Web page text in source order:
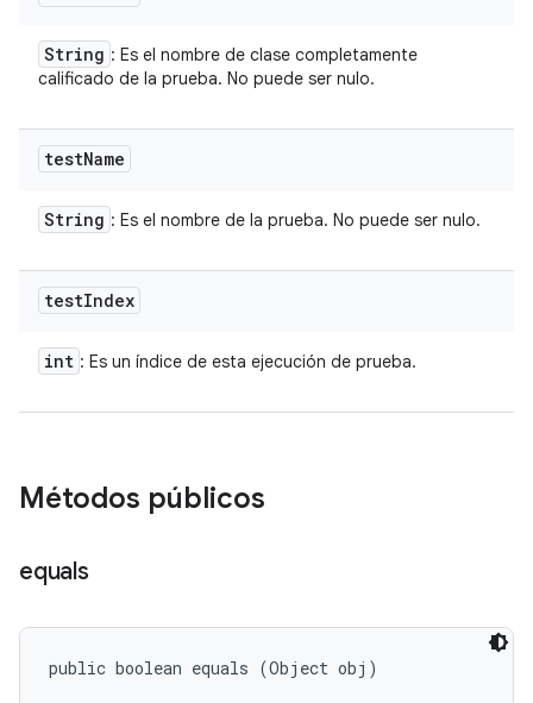
String : Es el nombre de clase completamente
calificado de la prueba. No puede ser nulo.
testName
String : Es el nombre de la prueba. No puede ser nulo.
testIndex
int : Es un índice de esta ejecución de prueba.
Métodos públicos
equals
public boolean equals (Object obj)